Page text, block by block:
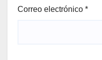
Correo electrónico *